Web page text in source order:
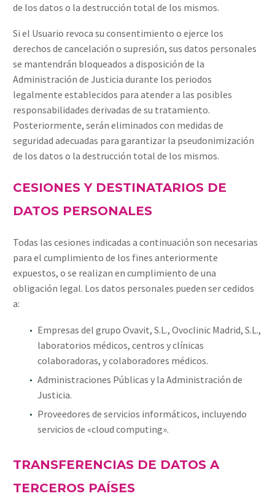
de los datos o la destrucción total de los mismos.
Si el Usuario revoca su consentimiento o ejerce los
derechos de cancelación o supresión, sus datos personales
se mantendrán bloqueados a disposición de la
Administración de Justicia durante los periodos
legalmente establecidos para atender a las posibles
responsabilidades derivadas de su tratamiento.
Posteriormente, serán eliminados con medidas de
seguridad adecuadas para garantizar la pseudonimización
de los datos o la destrucción total de los mismos.
CESIONES Y DESTINATARIOS DE
DATOS PERSONALES
Todas las cesiones indicadas a continuación son necesarias
para el cumplimiento de los fines anteriormente
expuestos, o se realizan en cumplimiento de una
obligación legal. Los datos personales pueden ser cedidos
a:
Empresas del grupo Ovavit, S.L., Ovoclinic Madrid, S.L.,
laboratorios médicos, centros y clínicas
colaboradoras, y colaboradores médicos.
Administraciones Públicas y la Administración de
Justicia.
Proveedores de servicios informáticos, incluyendo
servicios de «cloud computing».
TRANSFERENCIAS DE DATOS A
TERCEROS PAÍSES